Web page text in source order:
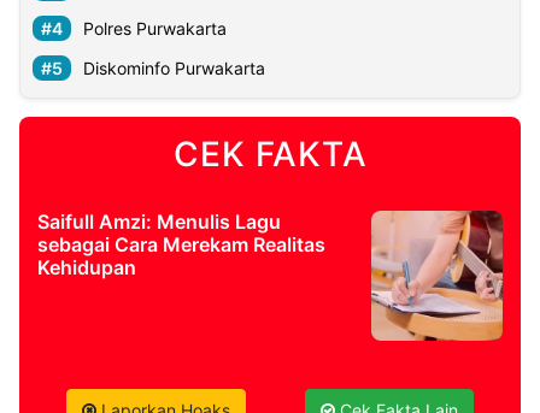
Polres Purwakarta
Diskominfo Purwakarta
CEK FAKTA
Saifull Amzi: Menulis Lagu
sebagai Cara Merekam Realitas
Kehidupan